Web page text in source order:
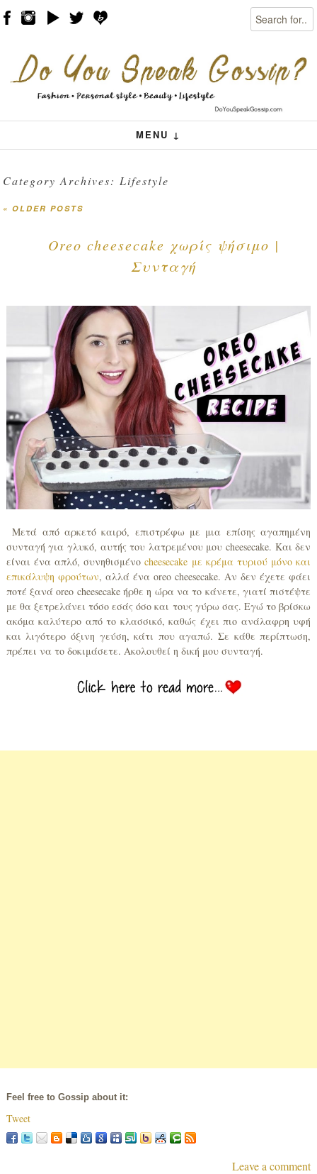
Search
MENU ↓
Menu
Skip to content
Category Archives:Lifestyle
« OLDER POSTS
Oreo cheesecake χωρίς ψήσιμο |
Συνταγή
Μετά από αρκετό καιρό, επιστρέφω με μια επίσης αγαπημένη
συνταγή για γλυκό, αυτής του λατρεμένου μου cheesecake. Και δεν
είναι ένα απλό, συνηθισμένοcheesecake με κρέμα τυριού μόνο και
επικάλυψη φρούτων, αλλά ένα oreo cheesecake. Αν δεν έχετε φάει
ποτέ ξανά oreo cheesecake ήρθε η ώρα να το κάνετε, γιατί πιστέψτε
με θα ξετρελάνει τόσο εσάς όσο και τους γύρω σας. Εγώ το βρίσκω
ακόμα καλύτερο από το κλασσικό, καθώς έχει πιο ανάλαφρη υφή
και λιγότερο όξινη γεύση, κάτι που αγαπώ. Σε κάθε περίπτωση,
πρέπει να το δοκιμάσετε. Ακολουθεί η δική μου συνταγή.
Feel free to Gossip about it:
Tweet
Leave a comment